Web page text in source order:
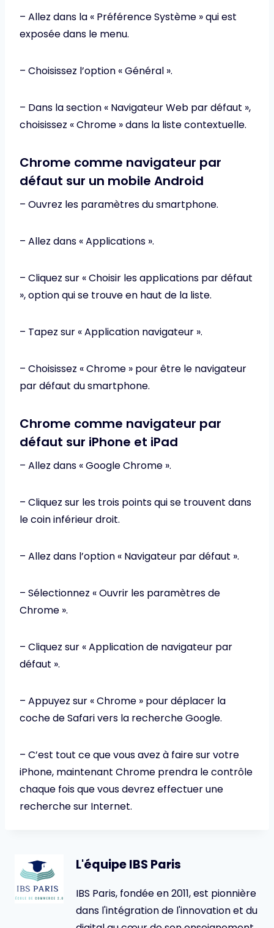
– Allez dans la « Préférence Système » qui est
exposée dans le menu.
– Choisissez l’option « Général ».
– Dans la section « Navigateur Web par défaut »,
choisissez « Chrome » dans la liste contextuelle.
Chrome comme navigateur par
défaut sur un mobile Android
– Ouvrez les paramètres du smartphone.
– Allez dans « Applications ».
– Cliquez sur « Choisir les applications par défaut
», option qui se trouve en haut de la liste.
– Tapez sur « Application navigateur ».
– Choisissez « Chrome » pour être le navigateur
par défaut du smartphone.
Chrome comme navigateur par
défaut sur iPhone et iPad
– Allez dans « Google Chrome ».
– Cliquez sur les trois points qui se trouvent dans
le coin inférieur droit.
– Allez dans l’option « Navigateur par défaut ».
– Sélectionnez « Ouvrir les paramètres de
Chrome ».
– Cliquez sur « Application de navigateur par
défaut ».
– Appuyez sur « Chrome » pour déplacer la
coche de Safari vers la recherche Google.
– C’est tout ce que vous avez à faire sur votre
iPhone, maintenant Chrome prendra le contrôle
chaque fois que vous devrez effectuer une
recherche sur Internet.
L'équipe IBS Paris
IBS Paris, fondée en 2011, est pionnière
dans l'intégration de l'innovation et du